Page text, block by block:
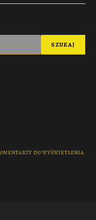
SZUKAJ
do wyświetlenia.